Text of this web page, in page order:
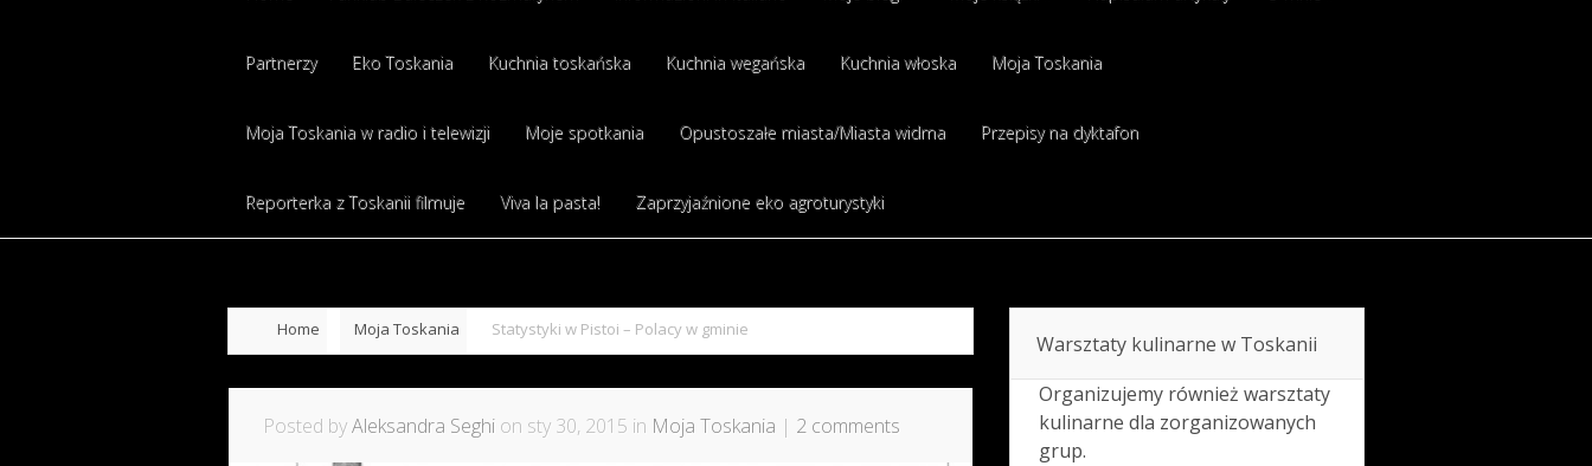
Partnerzy Eko Toskania Kuchnia toskańska Kuchnia wegańska Kuchnia włoska Moja Toskania
Moja Toskania w radio i telewizji Moje spotkania Opustoszałe miasta/Miasta widma Przepisy na dyktafon
Reporterka z Toskanii filmuje Viva la pasta! Zaprzyjaźnione eko agroturystyki
Home Moja Toskania Statystyki w Pistoi – Polacy w gminie
Posted byAleksandra Seghi on sty 30, 2015 in Moja Toskania | 2 comments
Warsztaty kulinarne w Toskanii
Organizujemy również warsztaty
kulinarne dla zorganizowanych
grup.